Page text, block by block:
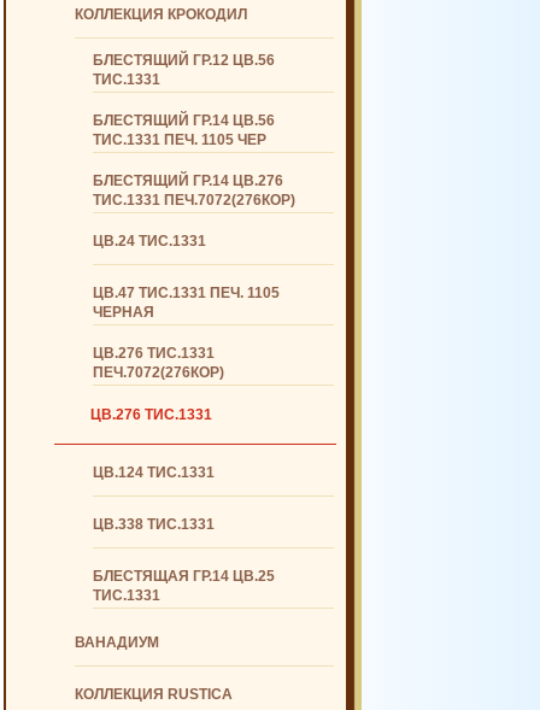
КОЛЛЕКЦИЯ КРОКОДИЛ
БЛЕСТЯЩИЙ ГР.12 ЦВ.56
ТИС.1331
БЛЕСТЯЩИЙ ГР.14 ЦВ.56
ТИС.1331 ПЕЧ. 1105 ЧЕР
БЛЕСТЯЩИЙ ГР.14 ЦВ.276
ТИС.1331 ПЕЧ.7072(276КОР)
ЦВ.24 ТИС.1331
ЦВ.47 ТИС.1331 ПЕЧ. 1105
ЧЕРНАЯ
ЦВ.276 ТИС.1331
ПЕЧ.7072(276КОР)
ЦВ.276 ТИС.1331
ЦВ.124 ТИС.1331
ЦВ.338 ТИС.1331
БЛЕСТЯЩАЯ ГР.14 ЦВ.25
ТИС.1331
ВАНАДИУМ
КОЛЛЕКЦИЯ RUSTICA